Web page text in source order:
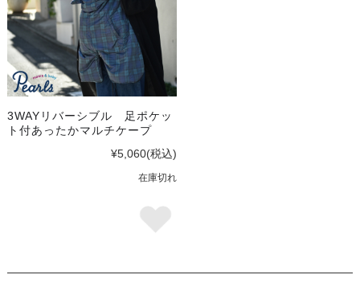
3WAYリバーシブル 足ポケッ
ト付あったかマルチケープ
¥5,060(税込)
在庫切れ